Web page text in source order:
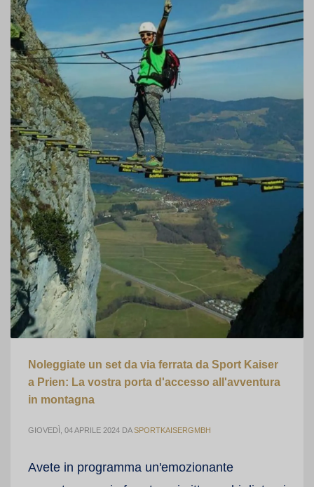
Noleggiate un set da via ferrata da Sport Kaiser
a Prien: La vostra porta d'accesso all'avventura
in montagna
GIOVEDÌ, 04 APRILE 2024 DASPORTKAISERGMBH
Avete in programma un'emozionante